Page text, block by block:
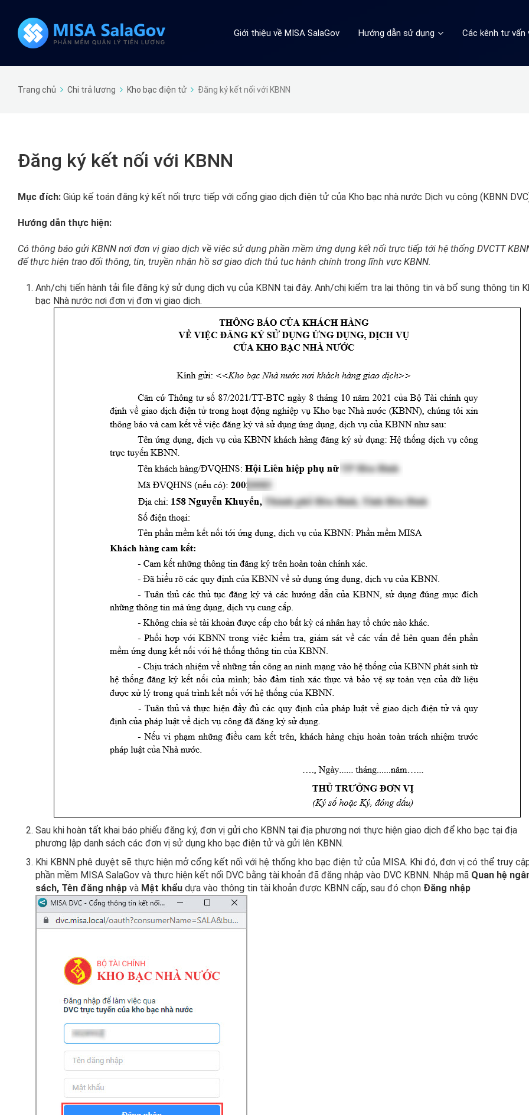
Giới thiệu về MISA SalaGov Hướng dẫn sử dụng Các kênh tư vấn
Trang chủ Chi trả lương Kho bạc điện tử Đăng ký kết nối với KBNN
Đăng ký kết nối với KBNN
Mục đích: Giúp kế toán đăng ký kết nối trực tiếp với cổng giao dịch điện tử của Kho bạc nhà nước Dịch vụ công (KBNN
Hướng dẫn thực hiện:
Có thông báo gửi KBNN nơi đơn vị giao dịch về việc sử dụng phần mềm ứng dụng kết nối trực tiếp tới hệ thống DVCTT
để thực hiện trao đổi thông, tin, truyền nhận hồ sơ giao dịch thủ tục hành chính trong lĩnh vực KBNN.
Anh/chị tiến hành tải file đăng ký sử dụng dịch vụ của KBNN tại đây. Anh/chị kiểm tra lại thông tin và bổ sung thông tin
bạc Nhà nước nơi đơn vị đơn vị giao dịch.
Sau khi hoàn tất khai báo phiếu đăng ký, đơn vị gửi cho KBNN tại địa phương nơi thực hiện giao dịch để kho bạc tại địa
phương lập danh sách các đơn vị sử dụng kho bạc điện tử và gửi lên KBNN.
Khi KBNN phê duyệt sẽ thực hiện mở cổng kết nối với hệ thống kho bạc điện tử của MISA. Khi đó, đơn vị có thể truy
phần mềm MISA SalaGov và thực hiện kết nối DVC bằng tài khoản đã đăng nhập vào DVC KBNN. Nhập mã Quan hệ
sách, Tên đăng nhập và Mật khẩu dựa vào thông tin tài khoản được KBNN cấp, sau đó chọn Đăng nhập